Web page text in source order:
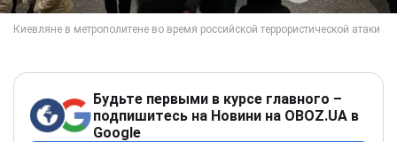
Будьте первыми в курсе главного –
подпишитесь на Новини на OBOZ.UA в
Google